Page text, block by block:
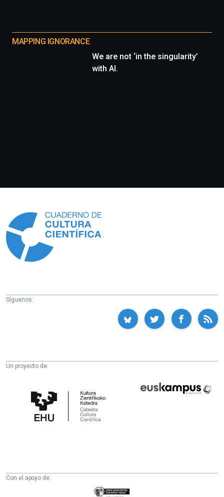
MAPPING IGNORANCE
We are not ‘in the singularity’
with AI.
Síguenos:
Un proyecto de:
Cultura
Científica
Fundazioa
Con el apoyo de:
Eusko